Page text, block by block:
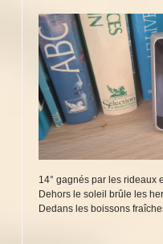
14° gagnés par les rideaux
Dehors le soleil brûle les
Dedans les boissons